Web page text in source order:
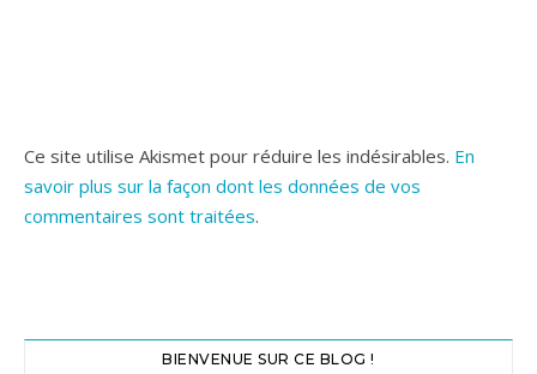
Ce site utilise Akismet pour réduire les indésirables. En
savoir plus sur la façon dont les données de vos
commentaires sont traitées.
BIENVENUE SUR CE BLOG !